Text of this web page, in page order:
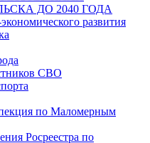
ДО 2040 ГОДА
развития
СВО
по Маломерным
Росреестра по